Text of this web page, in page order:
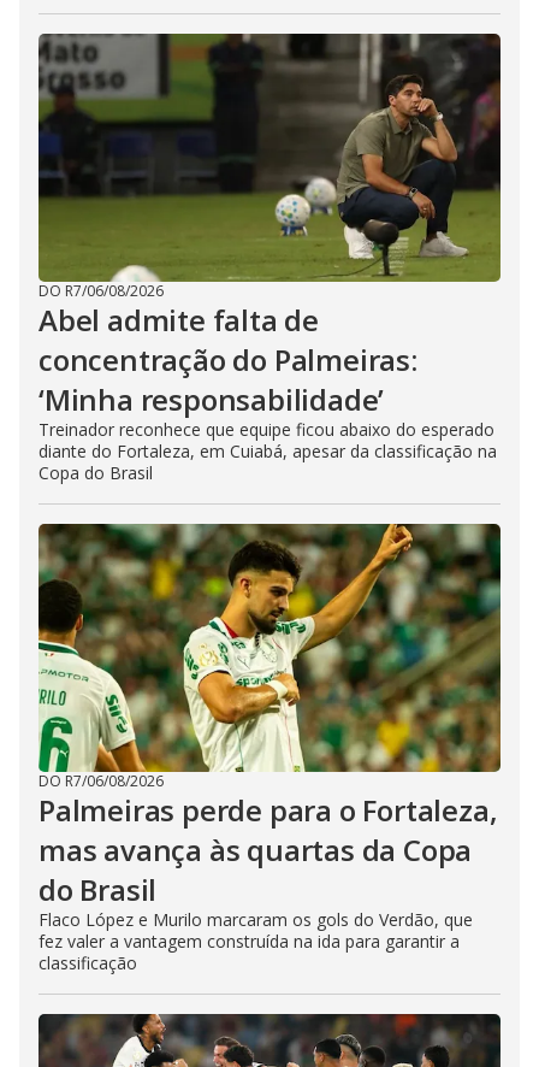
DO R7/06/08/2026
Abel admite falta de
concentração do Palmeiras:
‘Minha responsabilidade’
Treinador reconhece que equipe ficou abaixo do esperado
diante do Fortaleza, em Cuiabá, apesar da classificação na
Copa do Brasil
DO R7/06/08/2026
Palmeiras perde para o Fortaleza,
mas avança às quartas da Copa
do Brasil
Flaco López e Murilo marcaram os gols do Verdão, que
fez valer a vantagem construída na ida para garantir a
classificação